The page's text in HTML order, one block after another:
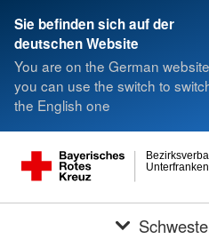
Sie befinden sich auf der
deutschen Website
You are on the German
you can use the switch to
the English one
Unterfranken